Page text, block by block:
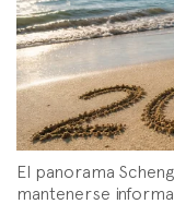
El panorama
mantenerse